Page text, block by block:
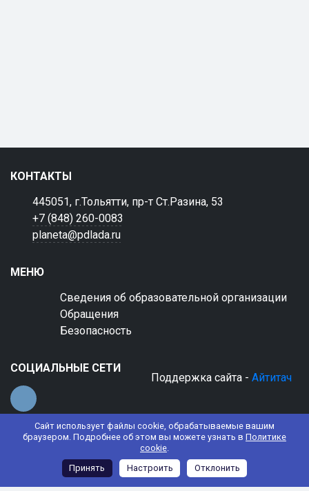
Сайт использует файлы cookie, обрабатываемые вашим
браузером. Подробнее об этом вы можете узнать в Политике
cookie.
Принять
Настроить Отклонить
КОНТАКТЫ
445051, г.Тольятти, пр-т Ст.Разина, 53
+7 (848) 260-0083
planeta@pdlada.ru
МЕНЮ
Сведения об образовательной организации
Обращения
Безопасность
СОЦИАЛЬНЫЕ СЕТИ
Поддержка сайта - Айтитач
© 2022 АНО ДО "Планета детства "Лада"